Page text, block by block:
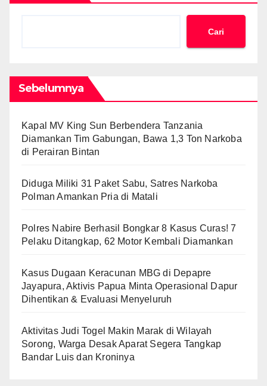
Cari
Sebelumnya
Kapal MV King Sun Berbendera Tanzania
Diamankan Tim Gabungan, Bawa 1,3 Ton Narkoba
di Perairan Bintan
Diduga Miliki 31 Paket Sabu, Satres Narkoba
Polman Amankan Pria di Matali
Polres Nabire Berhasil Bongkar 8 Kasus Curas! 7
Pelaku Ditangkap, 62 Motor Kembali Diamankan
Kasus Dugaan Keracunan MBG di Depapre
Jayapura, Aktivis Papua Minta Operasional Dapur
Dihentikan & Evaluasi Menyeluruh
Aktivitas Judi Togel Makin Marak di Wilayah
Sorong, Warga Desak Aparat Segera Tangkap
Bandar Luis dan Kroninya